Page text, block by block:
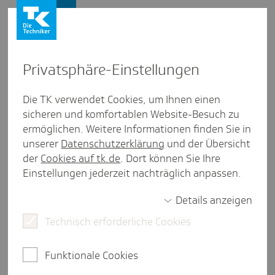
Ab Juli 2026: Mini­jobber können
die Befreiung von der Renten­
ver­si­che­rungs­pflicht einmalig
rück­gängig machen
3 Minuten Lesezeit
Firmenkunden Versicherung
Privat­sphäre-Einstel­lungen
Die TK verwendet Cookies, um Ihnen einen
sicheren und komfortablen Website-Besuch zu
ermöglichen. Weitere Informationen finden Sie in
unserer Datenschutzerklärung und der Übersicht
der Cookies auf tk.de. Dort können Sie Ihre
Einstellungen jederzeit nachträglich anpassen.
Details anzeigen
Technisch erforderliche Cookies
Funktionale Cookies